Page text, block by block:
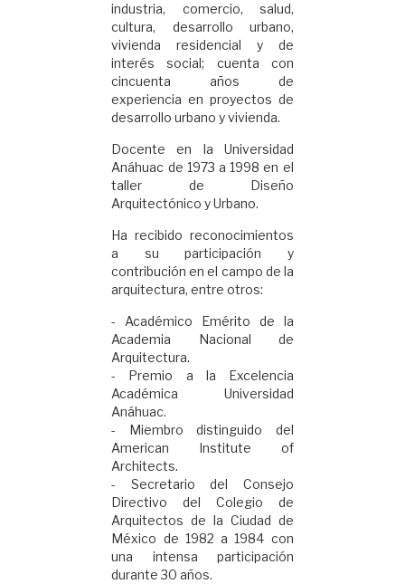
industria, comercio, salud,
cultura, desarrollo urbano,
vivienda residencial y de
interés social; cuenta con
cincuenta años de
experiencia en proyectos de
desarrollo urbano y vivienda.
Docente en la Universidad
Anáhuac de 1973 a 1998 en el
taller de Diseño
Arquitectónico y Urbano.
Ha recibido reconocimientos
a su participación y
contribución en el campo de la
arquitectura, entre otros:
-
Académico Emérito de la
Academia Nacional de
Arquitectura.
-
Premio a la Excelencia
Académica Universidad
Anáhuac.
-
Miembro distinguido del
American Institute of
Architects.
- Secretario del Consejo
Directivo del Colegio de
Arquitectos de la Ciudad de
México de 1982 a 1984 con
una intensa participación
durante 30 años.